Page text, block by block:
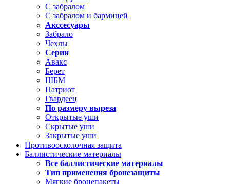
С забралом
С забралом и бармицей
Акссесуары
Забрало
Чехлы
Серии
Авакс
Берет
ШБМ
Патриот
Гвардеец
По размеру выреза
Открытые уши
Скрытые уши
Закрытые уши
Противоосколочная защита
Баллистические материалы
Все баллистические материалы
Тип применения бронезащиты
Мягкие бронепакеты